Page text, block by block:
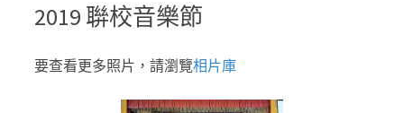
2019 聨校音樂節
要查看更多照片，請瀏覽相片庫